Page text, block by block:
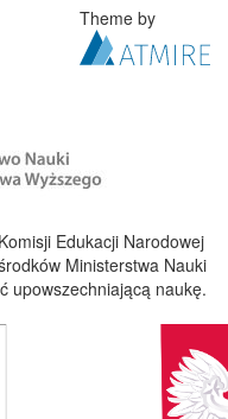
Theme by
Edukacji Narodowej
Ministerstwa Nauki
upowszechniającą naukę.